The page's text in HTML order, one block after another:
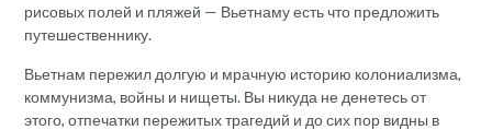
рисовых полей и пляжей — Вьетнаму есть что предложить
путешественнику.
Вьетнам пережил долгую и мрачную историю колониализма,
коммунизма, войны и нищеты. Вы никуда не денетесь от
этого, отпечатки пережитых трагедий и до сих пор видны в